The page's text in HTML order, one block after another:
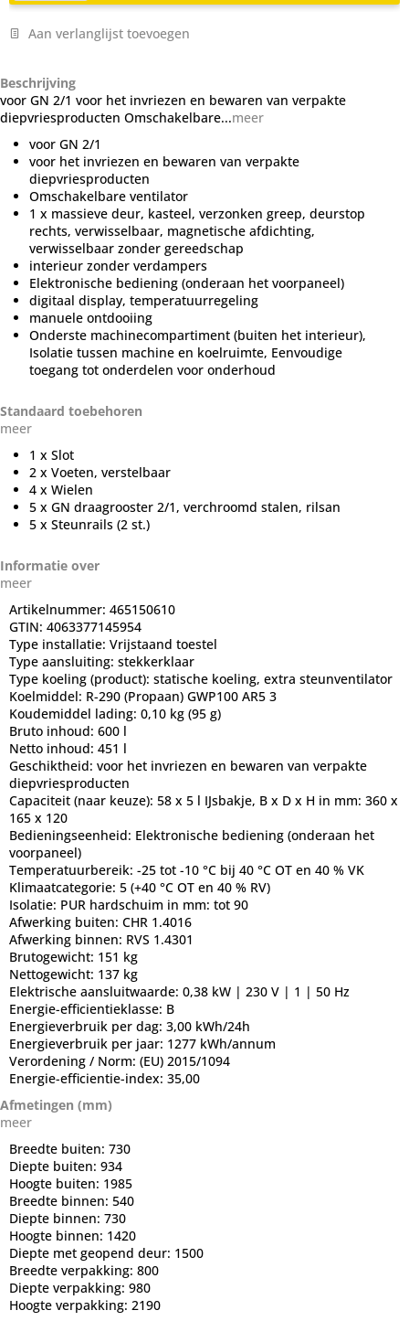
Aan verlanglijst toevoegen
Beschrijving
voor GN 2/1 voor het invriezen en bewaren van verpakte
diepvriesproducten Omschakelbare...meer
voor GN 2/1
voor het invriezen en bewaren van verpakte
diepvriesproducten
Omschakelbare ventilator
1 x massieve deur, kasteel, verzonken greep, deurstop
rechts, verwisselbaar, magnetische afdichting,
verwisselbaar zonder gereedschap
interieur zonder verdampers
Elektronische bediening (onderaan het voorpaneel)
digitaal display, temperatuurregeling
manuele ontdooiing
Onderste machinecompartiment (buiten het interieur),
Isolatie tussen machine en koelruimte, Eenvoudige
toegang tot onderdelen voor onderhoud
Standaard toebehoren
meer
1 x Slot
2 x Voeten, verstelbaar
4 x Wielen
5 x GN draagrooster 2/1, verchroomd stalen, rilsan
5 x Steunrails (2 st.)
Informatie over
meer
Artikelnummer: 465150610
GTIN: 4063377145954
Type installatie: Vrijstaand toestel
Type aansluiting: stekkerklaar
Type koeling (product): statische koeling, extra steunventilator
Koelmiddel: R-290 (Propaan) GWP100 AR5 3
Koudemiddel lading: 0,10 kg (95 g)
Bruto inhoud: 600 l
Netto inhoud: 451 l
Geschiktheid: voor het invriezen en bewaren van verpakte
diepvriesproducten
Capaciteit (naar keuze): 58 x 5 l IJsbakje, B x D x H in mm: 360 x
165 x 120
Bedieningseenheid: Elektronische bediening (onderaan het
voorpaneel)
Temperatuurbereik: -25 tot -10 °C bij 40 °C OT en 40 % VK
Klimaatcategorie: 5 (+40 °C OT en 40 % RV)
Isolatie: PUR hardschuim in mm: tot 90
Afwerking buiten: CHR 1.4016
Afwerking binnen: RVS 1.4301
Brutogewicht: 151 kg
Nettogewicht: 137 kg
Elektrische aansluitwaarde: 0,38 kW | 230 V | 1 | 50 Hz
Energie-efficientieklasse: B
Energieverbruik per dag: 3,00 kWh/24h
Energieverbruik per jaar: 1277 kWh/annum
Verordening / Norm: (EU) 2015/1094
Energie-efficientie-index: 35,00
Afmetingen (mm)
meer
Breedte buiten: 730
Diepte buiten: 934
Hoogte buiten: 1985
Breedte binnen: 540
Diepte binnen: 730
Hoogte binnen: 1420
Diepte met geopend deur: 1500
Breedte verpakking: 800
Diepte verpakking: 980
Hoogte verpakking: 2190